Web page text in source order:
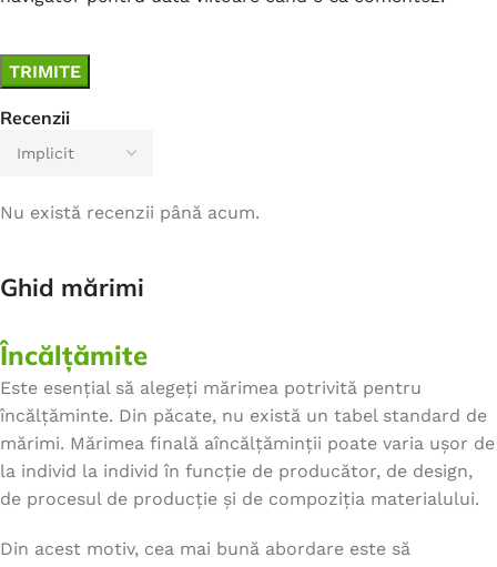
Recenzii
Nu există recenzii până acum.
Ghid mărimi
Încălțămite
Este esențial să alegeți mărimea potrivită pentru
încălțăminte. Din păcate, nu există un tabel standard de
mărimi. Mărimea finală aîncălțăminții poate varia ușor de
la individ la individ în funcție de producător, de design,
de procesul de producție și de compoziția materialului.
Din acest motiv, cea mai bună abordare este să